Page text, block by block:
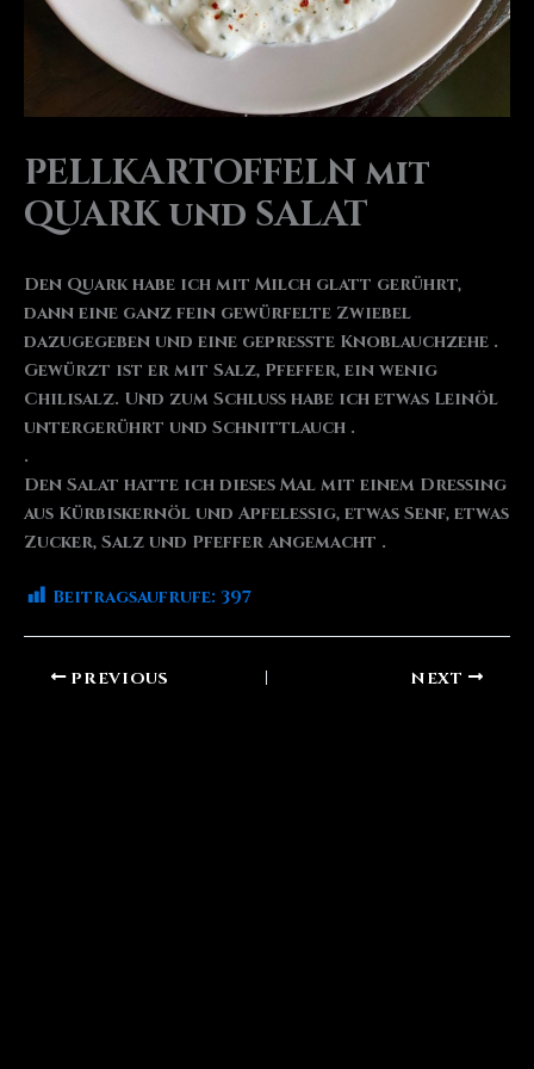
PELLKARTOFFELN mit
QUARK und SALAT
Den Quark habe ich mit Milch glatt gerührt,
dann eine ganz fein gewürfelte Zwiebel
dazugegeben und eine gepresste Knoblauchzehe .
Gewürzt ist er mit Salz, Pfeffer, ein wenig
Chilisalz. Und zum Schluss habe ich etwas Leinöl
untergerührt und Schnittlauch .
.
Den Salat hatte ich dieses Mal mit einem Dressing
aus Kürbiskernöl und Apfelessig, etwas Senf, etwas
Zucker, Salz und Pfeffer angemacht .
Beitragsaufrufe: 397
PREVIOUS NEXT